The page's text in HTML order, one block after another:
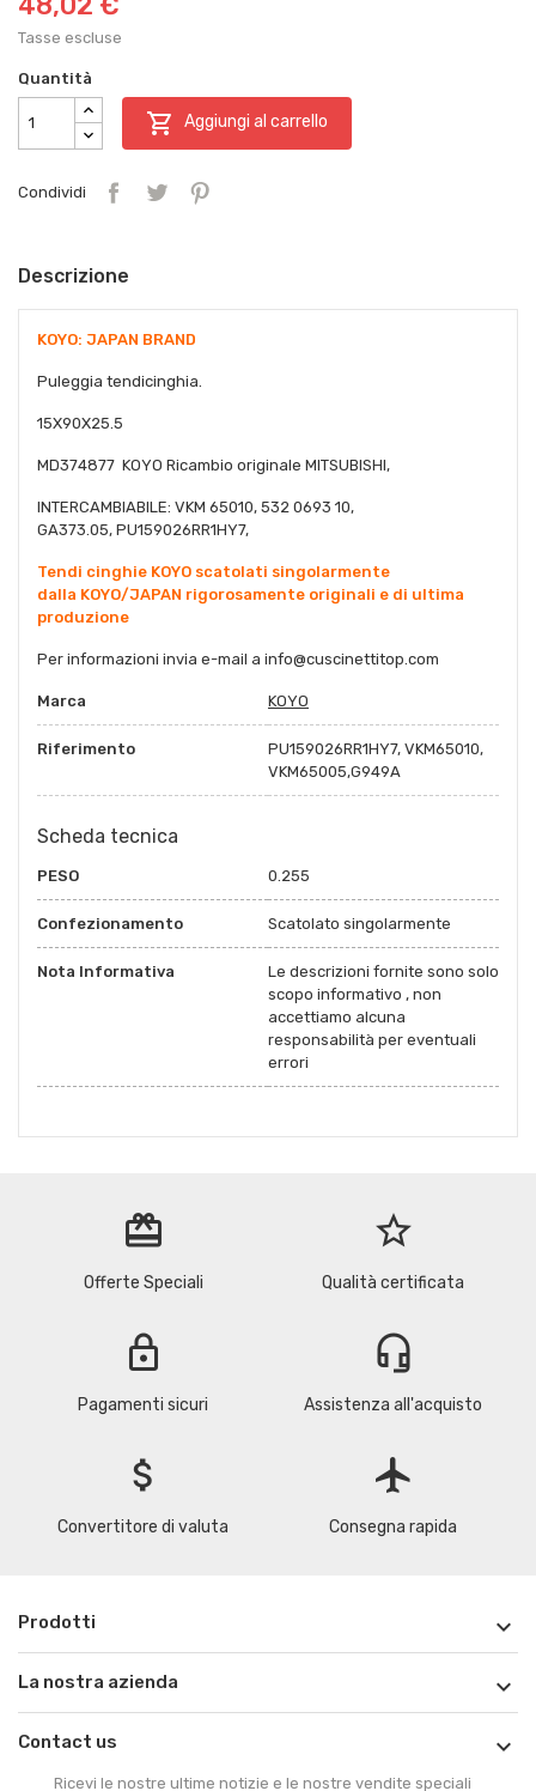
Tasse escluse
Quantità
 Aggiungi al carrello
Condividi
Descrizione
KOYO: JAPAN BRAND
Puleggia tendicinghia.
15X90X25.5
MD374877 KOYO Ricambio originale MITSUBISHI,
INTERCAMBIABILE: VKM 65010, 532 0693 10,
GA373.05, PU159026RR1HY7,
Tendi cinghie KOYO scatolati singolarmente
dalla KOYO/JAPAN rigorosamente originali e di ultima
produzione
Per informazioni invia e-mail a info@cuscinettitop.com
Marca KOYO
Riferimento
PU159026RR1HY7, VKM65010,
VKM65005,G949A
Scheda tecnica
PESO 0.255
Confezionamento Scatolato singolarmente
Nota Informativa
Le descrizioni fornite sono solo
scopo informativo , non
accettiamo alcuna
responsabilità per eventuali
errori
redeem
Offerte Speciali
star_border
Qualità certificata
lock
Pagamenti sicuri
headset_mic
Assistenza all'acquisto
attach_money
Convertitore di valuta
flight
Consegna rapida
Prodotti 
La nostra azienda 
Contact us 
Ricevi le nostre ultime notizie e le nostre vendite speciali